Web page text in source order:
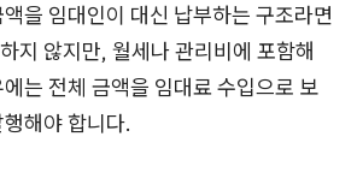
을 임대인이 대신 납부하는 구조라면
지 않지만, 월세나 관리비에 포함해
는 전체 금액을 임대료 수입으로 보
해야 합니다.